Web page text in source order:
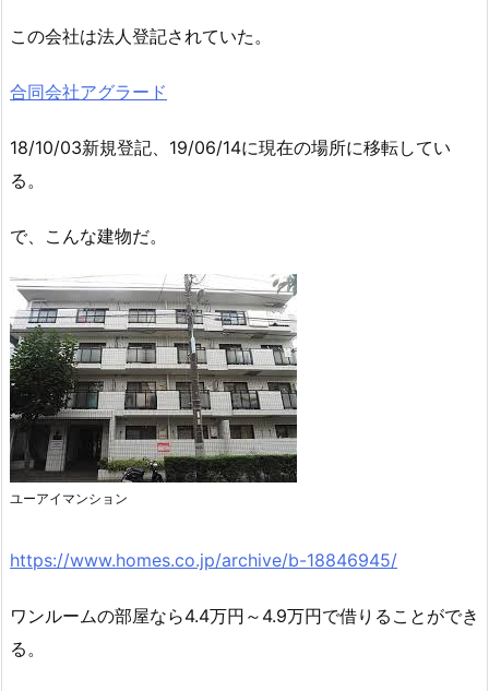
この会社は法人登記されていた。
合同会社アグラード
18/10/03新規登記、19/06/14に現在の場所に移転してい
る。
で、こんな建物だ。
ユーアイマンション
https://www.homes.co.jp/archive/b-18846945/
ワンルームの部屋なら4.4万円 ～ 4.9万円で借りることができ
る。